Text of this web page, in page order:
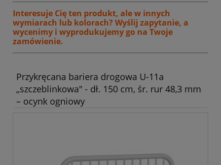
Interesuje Cię ten produkt, ale w innych
wymiarach lub kolorach? Wyślij zapytanie, a
wycenimy i wyprodukujemy go na Twoje
zamówienie.
Przykręcana bariera drogowa U-11a
„szczeblinkowa" - dł. 150 cm, śr. rur 48,3 mm
– ocynk ogniowy